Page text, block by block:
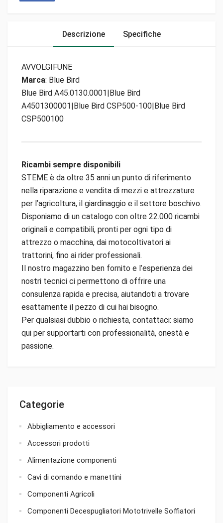
Categorie
Abbigliamento e accessori
Accessori prodotti
Alimentazione componenti
Cavi di comando e manettini
Componenti Agricoli
Componenti Decespugliatori Mototrivelle Soffiatori
Descrizione Specifiche
AVVOLGIFUNE
Marca: Blue Bird
Blue Bird A45.0130.0001|Blue Bird
A4501300001|Blue Bird CSP500-100|Blue Bird
CSP500100
Ricambi sempre disponibili
STEME è da oltre 35 anni un punto di riferimento
nella riparazione e vendita di mezzi e attrezzature
per l’agricoltura, il giardinaggio e il settore boschivo.
Disponiamo di un catalogo con oltre 22.000 ricambi
originali e compatibili, pronti per ogni tipo di
attrezzo o macchina, dai motocoltivatori ai
trattorini, fino ai rider professionali.
Il nostro magazzino ben fornito e l’esperienza dei
nostri tecnici ci permettono di offrire una
consulenza rapida e precisa, aiutandoti a trovare
esattamente il pezzo di cui hai bisogno.
Per qualsiasi dubbio o richiesta, contattaci: siamo
qui per supportarti con professionalità, onestà e
passione.